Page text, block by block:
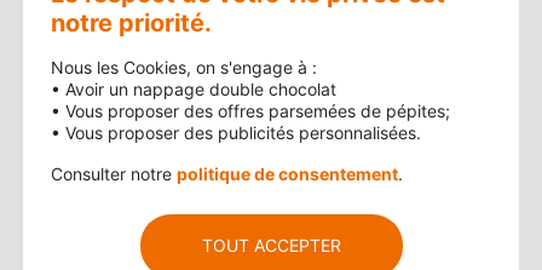
Voici un exemple de
avec sardines: Le piège de Raoul. Très efficace,
ce piège permet de capturer jusqu’à 300
insectes par jour et est constitué de miel et de
grillage en laiton avec des entrés en forme de
cône qui laissent rentrer mais pas ressortir les
frelons. Au bout de quelques heures,
les frelons
notre priorité.
Nous les Cookies, on s'engage à :
• Avoir un nappage double chocolat
• Vous proposer des offres parsemées de pépites;
• Vous proposer des publicités personnalisées.
Consulter notre politique de consentement.
TOUT ACCEPTER